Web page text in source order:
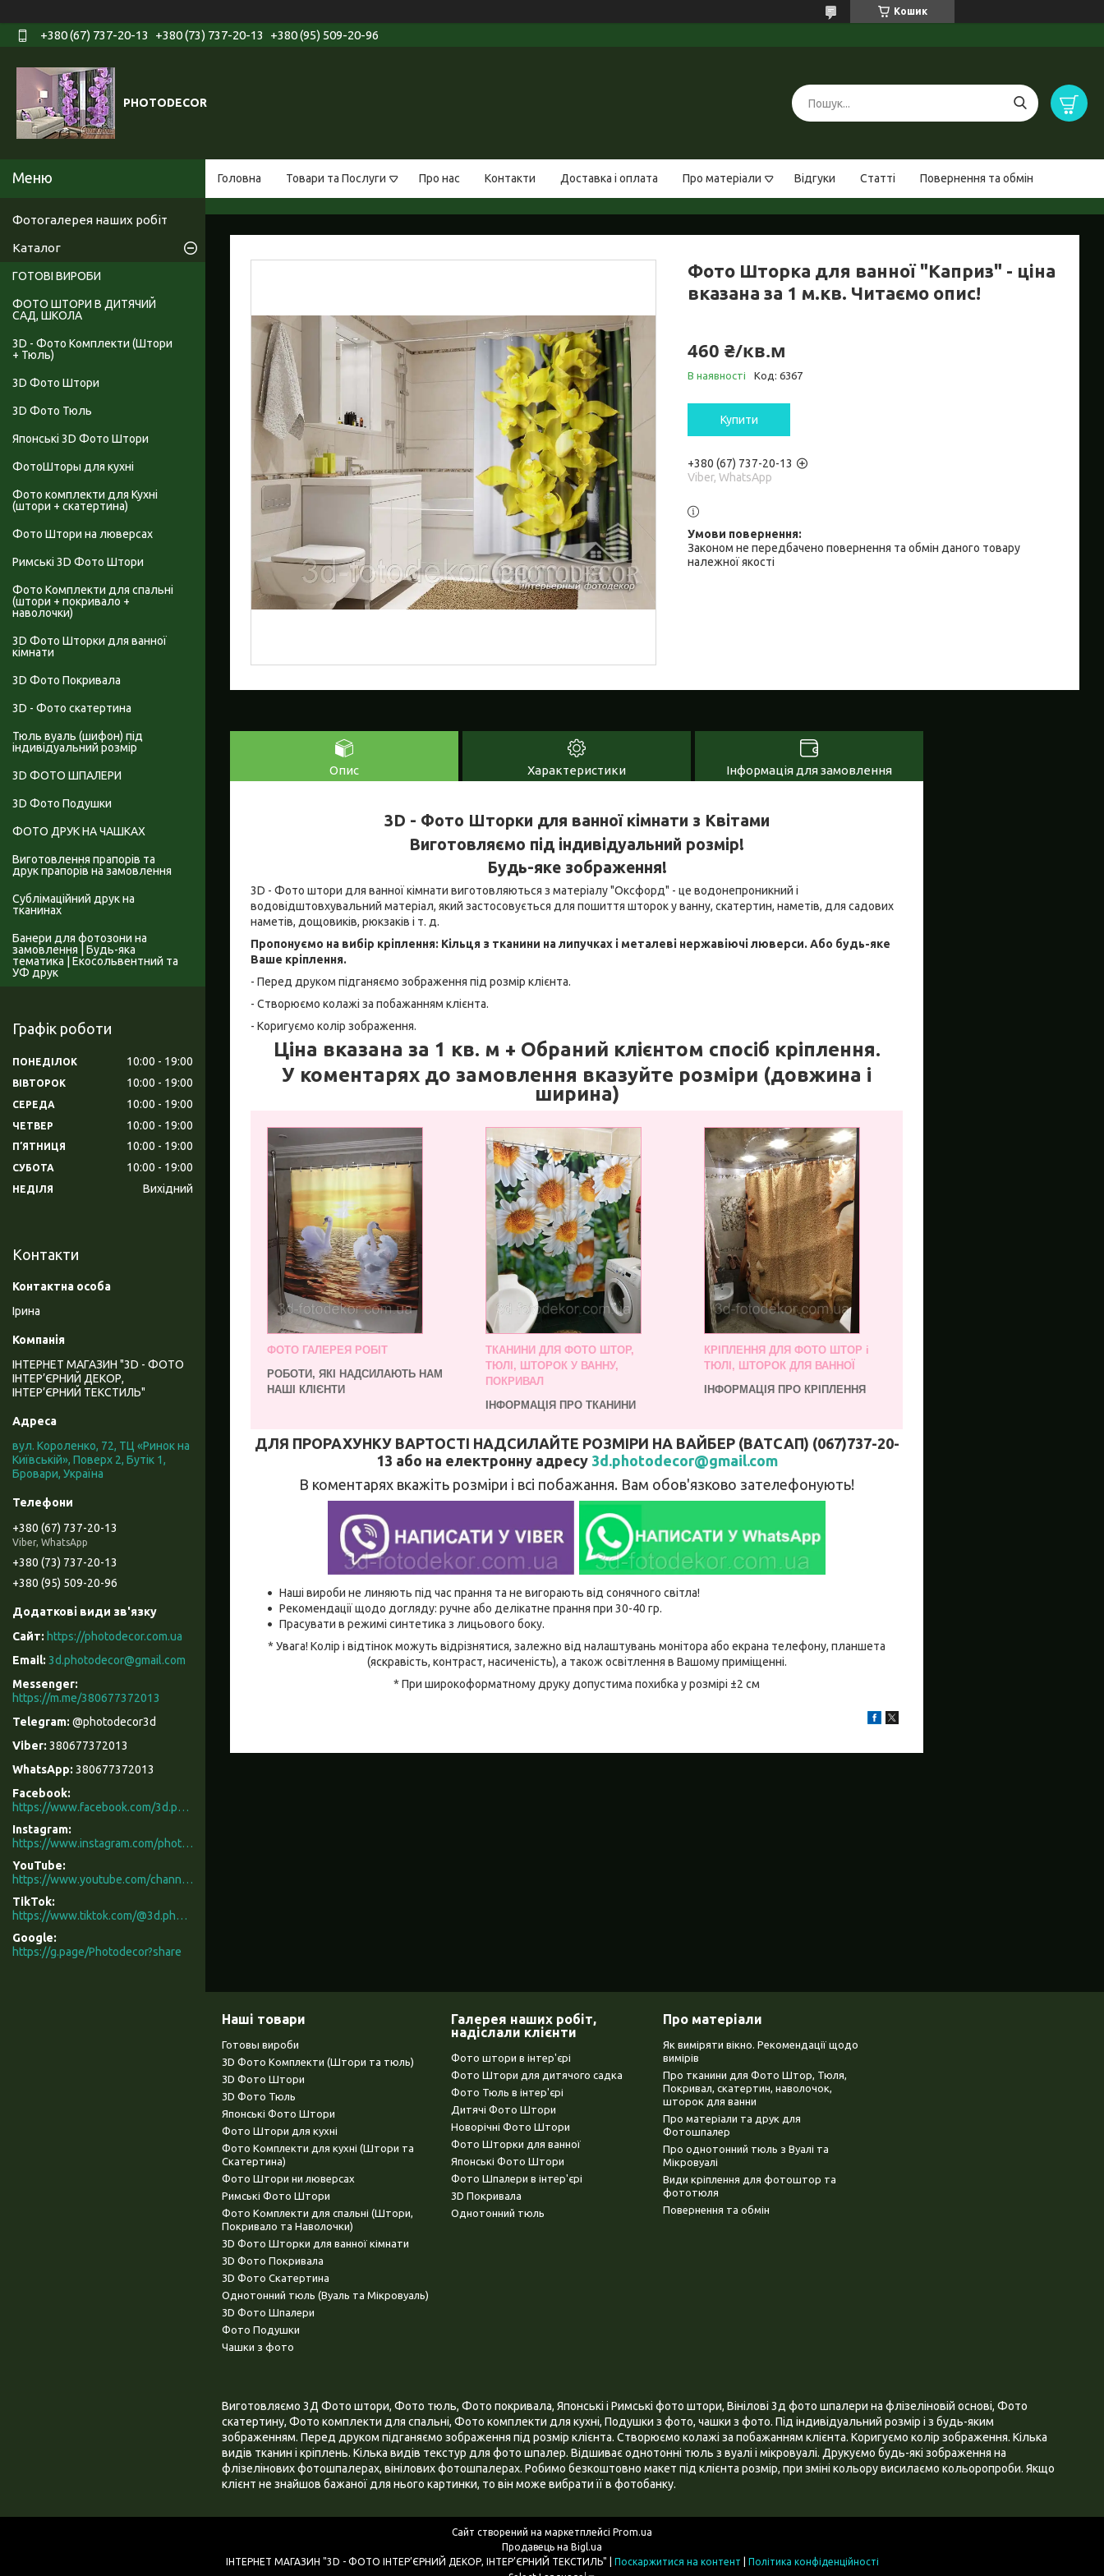
Кошик
+380 (67) 737-20-13 +380 (73) 737-20-13 +380 (95) 509-20-96
PHOTODECOR
Головна Товари та Послуги Про нас Контакти Доставка і оплата Про матеріали Відгуки Статті Повернення та обмін
Фото Шторка для ванної "Каприз" - ціна
вказана за 1 м.кв. Читаємо опис!
460 ₴/кв.м
В наявності Код: 6367
Купити
+380 (67) 737-20-13
Viber, WhatsApp
Законом не передбачено повернення та обмін даного товару
належної якості
Опис Характеристики Інформація для замовлення
3D - Фото Шторки для ванної кімнати з Квітами
Виготовляємо під індивідуальний розмір!
Будь-яке зображення!
3D - Фото штори для ванної кімнати виготовляються з матеріалу "Оксфорд" - це водонепроникний і
водовідштовхувальний матеріал, який застосовується для пошиття шторок у ванну, скатертин, наметів, для садових
наметів, дощовиків, рюкзаків і т. д.
Пропонуємо на вибір кріплення: Кільця з тканини на липучках і металеві нержавіючі люверси. Або будь-яке
Ваше кріплення.
- Перед друком підганяємо зображення під розмір клієнта.
- Створюємо колажі за побажанням клієнта.
- Коригуємо колір зображення.
Ціна вказана за 1 кв. м + Обраний клієнтом спосіб кріплення.
У коментарях до замовлення вказуйте розміри (довжина і
ширина)
ФОТО ГАЛЕРЕЯ РОБІТ
РОБОТИ, ЯКІ НАДСИЛАЮТЬ НАМ
НАШІ КЛІЄНТИ
ТКАНИНИ ДЛЯ ФОТО ШТОР,
ТЮЛІ, ШТОРОК У ВАННУ,
ПОКРИВАЛ
ІНФОРМАЦІЯ ПРО ТКАНИНИ
КРІПЛЕННЯ ДЛЯ ФОТО ШТОР і
ТЮЛІ, ШТОРОК ДЛЯ ВАННОЇ
ІНФОРМАЦІЯ ПРО КРІПЛЕННЯ
ДЛЯ ПРОРАХУНКУ ВАРТОСТІ НАДСИЛАЙТЕ РОЗМІРИ НА ВАЙБЕР (ВАТСАП) (067)737-20-
13 або на електронну адресу 3d.photodecor@gmail.com
В коментарях вкажіть розміри і всі побажання. Вам обов'язково зателефонують!
Наші вироби не линяють під час прання та не вигорають від сонячного світла!
Рекомендації щодо догляду: ручне або делікатне прання при 30-40 гр.
Прасувати в режимі синтетика з лицьового боку.
* Увага! Колір і відтінок можуть відрізнятися, залежно від налаштувань монітора або екрана телефону, планшета
(яскравість, контраст, насиченість), а також освітлення в Вашому приміщенні.
* При широкоформатному друку допустима похибка у розмірі ±2 см
Фотогалерея наших робіт
Каталог
ГОТОВІ ВИРОБИ
ФОТО ШТОРИ В ДИТЯЧИЙ
САД, ШКОЛА
3D - Фото Комплекти (Штори
+ Тюль)
3D Фото Штори
3D Фото Тюль
Японські 3D Фото Штори
ФотоШторы для кухні
Фото комплекти для Кухні
(штори + скатертина)
Фото Штори на люверсах
Римські 3D Фото Штори
Фото Комплекти для спальні
(штори + покривало +
наволочки)
3D Фото Шторки для ванної
кімнати
3D Фото Покривала
3D - Фото скатертина
Тюль вуаль (шифон) під
індивідуальний розмір
3D ФОТО ШПАЛЕРИ
3D Фото Подушки
ФОТО ДРУК НА ЧАШКАХ
Виготовлення прапорів та
друк прапорів на замовлення
Сублімаційний друк на
тканинах
Банери для фотозони на
замовлення | Будь-яка
тематика | Екосольвентний та
УФ друк
Графік роботи
ПОНЕДІЛОК 10:00 19:00
ВІВТОРОК 10:00 19:00
СЕРЕДА 10:00 19:00
ЧЕТВЕР 10:00 19:00
ПʼЯТНИЦЯ 10:00 19:00
СУБОТА 10:00 19:00
НЕДІЛЯ Вихідний
Контакти
Ірина
ІНТЕРНЕТ МАГАЗИН "3D - ФОТО
ІНТЕР’ЄРНИЙ ДЕКОР,
ІНТЕР’ЄРНИЙ ТЕКСТИЛЬ"
вул. Короленко, 72, ТЦ «Ринок на
Київській», Поверх 2, Бутік 1,
Бровари, Україна
+380 (67) 737-20-13
Viber, WhatsApp
+380 (73) 737-20-13
+380 (95) 509-20-96
https://photodecor.com.ua
3d.photodecor@gmail.com
https://m.me/380677372013
@photodecor3d
380677372013
380677372013
Facebook
https://www.facebook.com/3d.photodecor/
Instagram
https://www.instagram.com/photodecor.com.ua/
YouTube
https://www.youtube.com/channel/UCXCUerfqRY1Pw7-IptdbqyA/videos
TikTok
https://www.tiktok.com/@3d.photodecor?is_from_webapp=1&sender_device=pc
Google
https://g.page/Photodecor?share
Наші товари
Готовы вироби
3D Фото Комплекти (Штори та тюль)
3D Фото Штори
3D Фото Тюль
Японські Фото Штори
Фото Штори для кухні
Фото Комплекти для кухні (Штори та
Скатертина)
Фото Штори ни люверсах
Римські Фото Штори
Фото Комплекти для спальні (Штори,
Покривало та Наволочки)
3D Фото Шторки для ванної кімнати
3D Фото Покривала
3D Фото Скатертина
Однотонний тюль (Вуаль та Мікровуаль)
3D Фото Шпалери
Фото Подушки
Чашки з фото
Галерея наших робіт,
надіслали клієнти
Фото штори в інтер'єрі
Фото Штори для дитячого садка
Фото Тюль в інтер'єрі
Дитячі Фото Штори
Новорічні Фото Штори
Фото Шторки для ванної
Японські Фото Штори
Фото Шпалери в інтер'єрі
3D Покривала
Однотонний тюль
Про матеріали
Як виміряти вікно. Рекомендації щодо
вимірів
Про тканини для Фото Штор, Тюля,
Покривал, скатертин, наволочок,
шторок для ванни
Про матеріали та друк для
Фотошпалер
Про однотонний тюль з Вуалі та
Мікровуалі
Види кріплення для фотоштор та
фототюля
Повернення та обмін
Виготовляємо 3Д Фото штори, Фото тюль, Фото покривала, Японські і Римські фото штори, Вінілові 3д фото шпалери на флізеліновій основі, Фото
скатертину, Фото комплекти для спальні, Фото комплекти для кухні, Подушки з фото, чашки з фото. Під індивідуальний розмір і з будь-яким
зображенням. Перед друком підганяємо зображення під розмір клієнта. Створюємо колажі за побажанням клієнта. Коригуємо колір зображення. Кілька
видів тканин і кріплень. Кілька видів текстур для фото шпалер. Відшиває однотонні тюль з вуалі і мікровуалі. Друкуємо будь-які зображення на
флізелінових фотошпалерах, вінілових фотошпалерах. Робимо безкоштовно макет під клієнта розмір, при зміні кольору висилаємо кольоропроби. Якщо
клієнт не знайшов бажаної для нього картинки, то він може вибрати її в фотобанку.
Сайт створений на маркетплейсі Prom.ua
Продавець на Bigl.ua
Поскаржитися на контент
Політика конфіденційності